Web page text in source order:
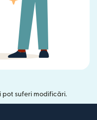
pot suferi modificări.